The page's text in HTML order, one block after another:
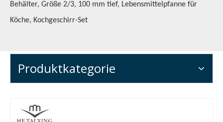
Behälter, Größe 2/3, 100 mm tief, Lebensmittelpfanne für
Köche, Kochgeschirr-Set
Produktkategorie